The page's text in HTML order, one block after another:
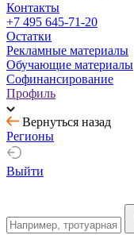
Контакты
+7 495 645-71-20
Остатки
Рекламные материалы
Обучающие материалы
Софинансирование
Профиль
Вернуться назад
Регионы
Выйти